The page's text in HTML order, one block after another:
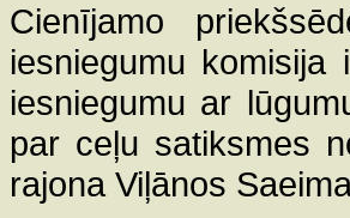
Cienījamo
iesniegumu
iesniegumu ar
par ceļu satiksmes
rajona Viļānos